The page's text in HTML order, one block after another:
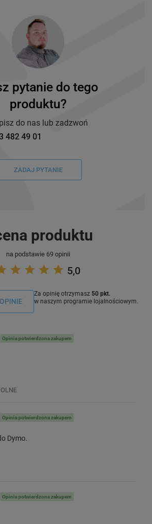
pytanie do tego
produktu?
do nas lub zadzwoń
482 49 01
ZADAJ PYTANIE
produktu
na podstawie 69 opinii
5,0
Za opinię otrzymasz 50 pkt.
w naszym programie lojalnościowym.
Opinia potwierdzona zakupem
Opinia potwierdzona zakupem
Dymo.
Opinia potwierdzona zakupem